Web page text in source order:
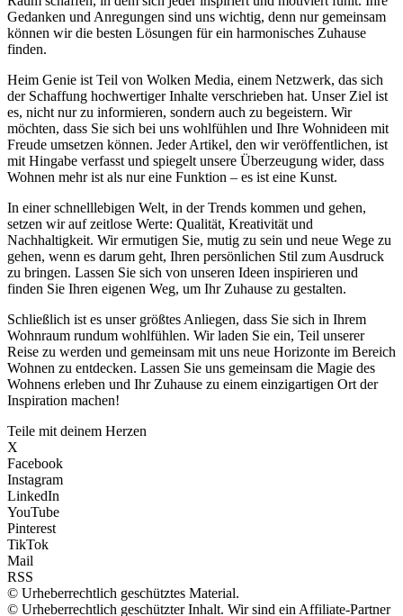
Gedanken und Anregungen sind uns wichtig, denn nur gemeinsam
können wir die besten Lösungen für ein harmonisches Zuhause
finden.
Heim Genie ist Teil von Wolken Media, einem Netzwerk, das sich
der Schaffung hochwertiger Inhalte verschrieben hat. Unser Ziel ist
es, nicht nur zu informieren, sondern auch zu begeistern. Wir
möchten, dass Sie sich bei uns wohlfühlen und Ihre Wohnideen mit
Freude umsetzen können. Jeder Artikel, den wir veröffentlichen, ist
mit Hingabe verfasst und spiegelt unsere Überzeugung wider, dass
Wohnen mehr ist als nur eine Funktion – es ist eine Kunst.
In einer schnelllebigen Welt, in der Trends kommen und gehen,
setzen wir auf zeitlose Werte: Qualität, Kreativität und
Nachhaltigkeit. Wir ermutigen Sie, mutig zu sein und neue Wege zu
gehen, wenn es darum geht, Ihren persönlichen Stil zum Ausdruck
zu bringen. Lassen Sie sich von unseren Ideen inspirieren und
finden Sie Ihren eigenen Weg, um Ihr Zuhause zu gestalten.
Schließlich ist es unser größtes Anliegen, dass Sie sich in Ihrem
Wohnraum rundum wohlfühlen. Wir laden Sie ein, Teil unserer
Reise zu werden und gemeinsam mit uns neue Horizonte im Bereich
Wohnen zu entdecken. Lassen Sie uns gemeinsam die Magie des
Wohnens erleben und Ihr Zuhause zu einem einzigartigen Ort der
Inspiration machen!
Teile mit deinem Herzen
X
Facebook
Instagram
LinkedIn
YouTube
Pinterest
TikTok
Mail
RSS
© Urheberrechtlich geschütztes Material.
© Urheberrechtlich geschützter Inhalt. Wir sind ein Affiliate-Partner